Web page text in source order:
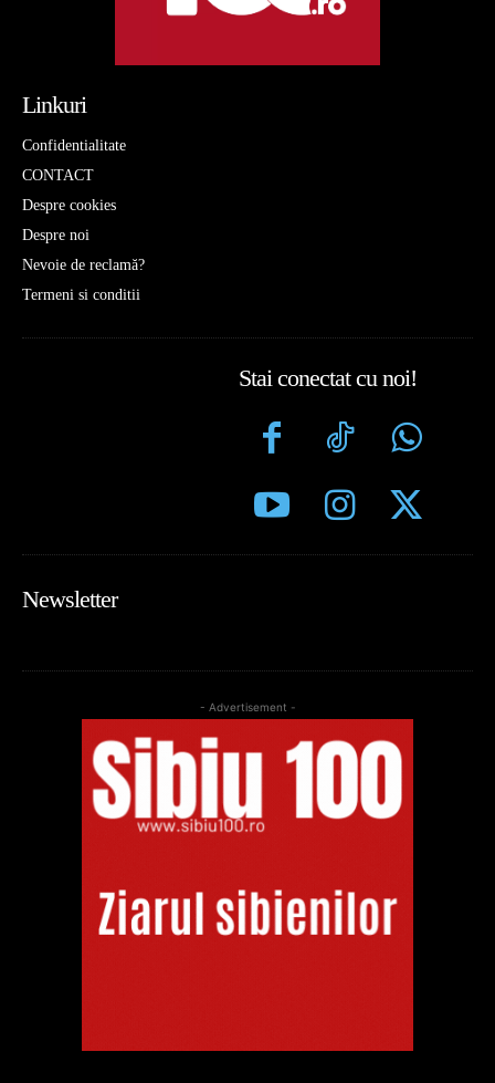
Linkuri
Confidentialitate
CONTACT
Despre cookies
Despre noi
Nevoie de reclamă?
Termeni si conditii
Stai conectat cu noi!
Newsletter
- Advertisement -